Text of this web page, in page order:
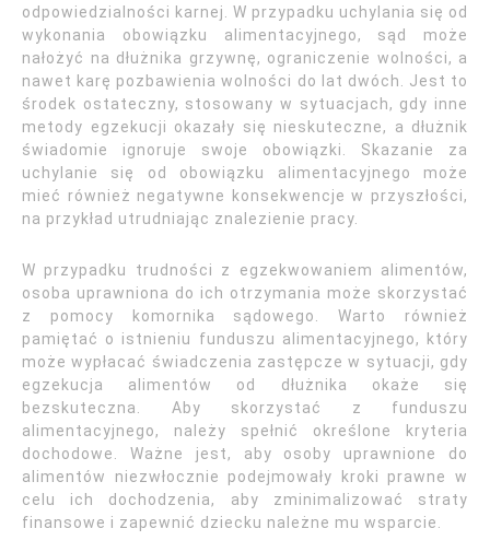
odpowiedzialności karnej. W przypadku uchylania się od
wykonania obowiązku alimentacyjnego, sąd może
nałożyć na dłużnika grzywnę, ograniczenie wolności, a
nawet karę pozbawienia wolności do lat dwóch. Jest to
środek ostateczny, stosowany w sytuacjach, gdy inne
metody egzekucji okazały się nieskuteczne, a dłużnik
świadomie ignoruje swoje obowiązki. Skazanie za
uchylanie się od obowiązku alimentacyjnego może
mieć również negatywne konsekwencje w przyszłości,
na przykład utrudniając znalezienie pracy.
W przypadku trudności z egzekwowaniem alimentów,
osoba uprawniona do ich otrzymania może skorzystać
z pomocy komornika sądowego. Warto również
pamiętać o istnieniu funduszu alimentacyjnego, który
może wypłacać świadczenia zastępcze w sytuacji, gdy
egzekucja alimentów od dłużnika okaże się
bezskuteczna. Aby skorzystać z funduszu
alimentacyjnego, należy spełnić określone kryteria
dochodowe. Ważne jest, aby osoby uprawnione do
alimentów niezwłocznie podejmowały kroki prawne w
celu ich dochodzenia, aby zminimalizować straty
finansowe i zapewnić dziecku należne mu wsparcie.